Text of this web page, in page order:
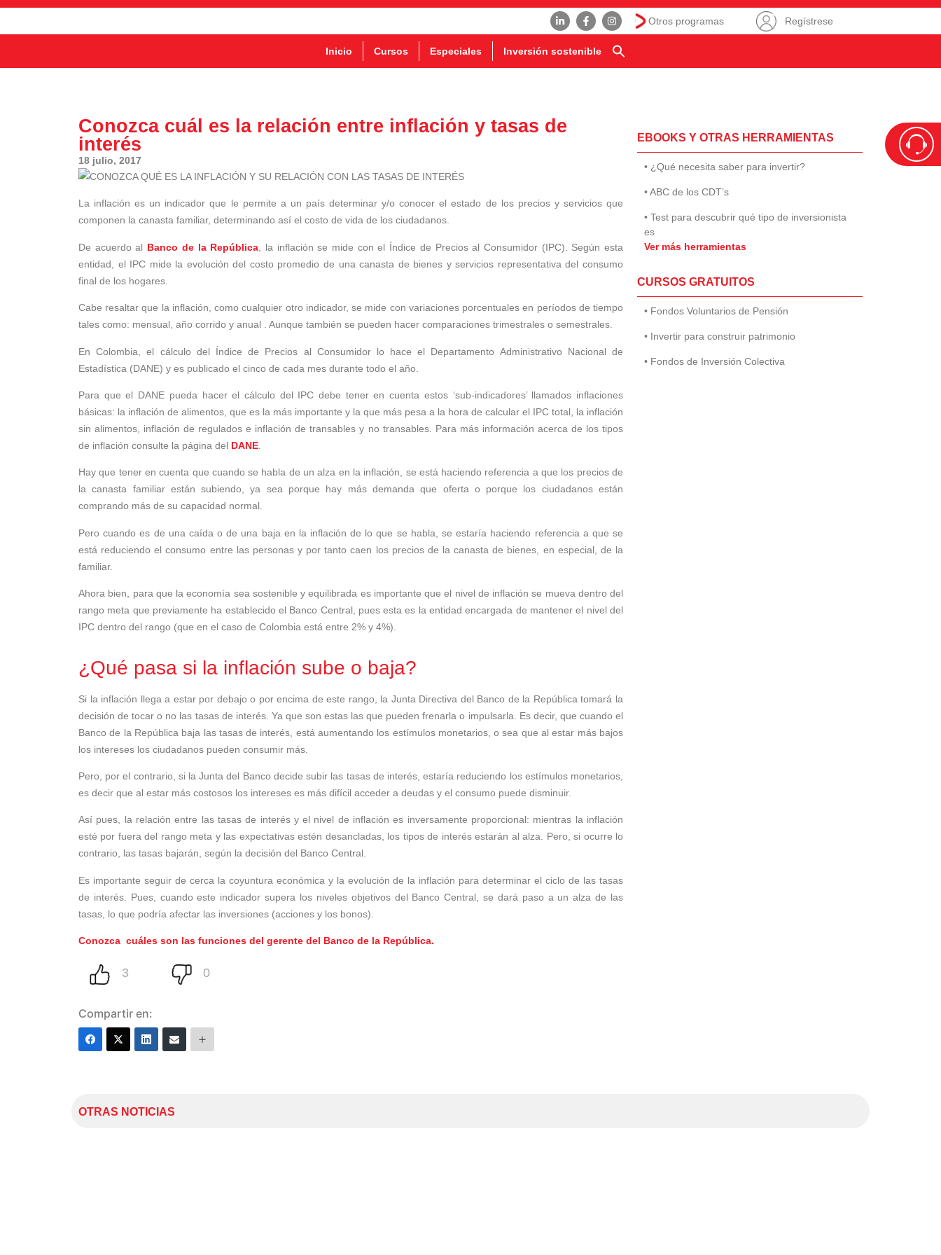
Otros programas Regístrese
Inicio Cursos Especiales Inversión sostenible
Conozca cuál es la relación entre inflación y tasas de
interés
18 julio, 2017
La inflación es un indicador que le permite a un país determinar y/o conocer el estado de los precios y servicios que
componen la canasta familiar, determinando así el costo de vida de los ciudadanos.
De acuerdo al Banco de la República , la inflación se mide con el Índice de Precios al Consumidor (IPC). Según esta
entidad, el IPC mide la evolución del costo promedio de una canasta de bienes y servicios representativa del consumo
final de los hogares.
Cabe resaltar que la inflación, como cualquier otro indicador, se mide con variaciones porcentuales en períodos de tiempo
tales como: mensual, año corrido y anual . Aunque también se pueden hacer comparaciones trimestrales o semestrales.
En Colombia, el cálculo del Índice de Precios al Consumidor lo hace el Departamento Administrativo Nacional de
Estadística (DANE) y es publicado el cinco de cada mes durante todo el año.
Para que el DANE pueda hacer el cálculo del IPC debe tener en cuenta estos ‘sub-indicadores’ llamados inflaciones
básicas: la inflación de alimentos, que es la más importante y la que más pesa a la hora de calcular el IPC total, la inflación
sin alimentos, inflación de regulados e inflación de transables y no transables. Para más información acerca de los tipos
de inflación consulte la página del DANE
Hay que tener en cuenta que cuando se habla de un alza en la inflación, se está haciendo referencia a que los precios de
la canasta familiar están subiendo, ya sea porque hay más demanda que oferta o porque los ciudadanos están
comprando más de su capacidad normal.
Pero cuando es de una caída o de una baja en la inflación de lo que se habla, se estaría haciendo referencia a que se
está reduciendo el consumo entre las personas y por tanto caen los precios de la canasta de bienes, en especial, de la
familiar.
Ahora bien, para que la economía sea sostenible y equilibrada es importante que el nivel de inflación se mueva dentro del
rango meta que previamente ha establecido el Banco Central, pues esta es la entidad encargada de mantener el nivel del
IPC dentro del rango (que en el caso de Colombia está entre 2% y 4%).
¿Qué pasa si la inflación sube o baja?
Si la inflación llega a estar por debajo o por encima de este rango, la Junta Directiva del Banco de la República tomará la
decisión de tocar o no las tasas de interés. Ya que son estas las que pueden frenarla o impulsarla. Es decir, que cuando el
Banco de la República baja las tasas de interés, está aumentando los estímulos monetarios, o sea que al estar más bajos
los intereses los ciudadanos pueden consumir más.
Pero, por el contrario, si la Junta del Banco decide subir las tasas de interés, estaría reduciendo los estímulos monetarios,
es decir que al estar más costosos los intereses es más difícil acceder a deudas y el consumo puede disminuir.
Así pues, la relación entre las tasas de interés y el nivel de inflación es inversamente proporcional: mientras la inflación
esté por fuera del rango meta y las expectativas estén desancladas, los tipos de interés estarán al alza. Pero, si ocurre lo
contrario, las tasas bajarán, según la decisión del Banco Central.
Es importante seguir de cerca la coyuntura económica y la evolución de la inflación para determinar el ciclo de las tasas
de interés. Pues, cuando este indicador supera los niveles objetivos del Banco Central, se dará paso a un alza de las
tasas, lo que podría afectar las inversiones (acciones y los bonos).
Conozca cuáles son las funciones del gerente del Banco de la República.
Compartir en:
EBOOKS Y OTRAS HERRAMIENTAS
• ¿Qué necesita saber para invertir?
• ABC de los CDT’s
• Test para descubrir qué tipo de inversionista
es
Ver más herramientas
CURSOS GRATUITOS
• Fondos Voluntarios de Pensión
• Invertir para construir patrimonio
• Fondos de Inversión Colectiva
OTRAS NOTICIAS